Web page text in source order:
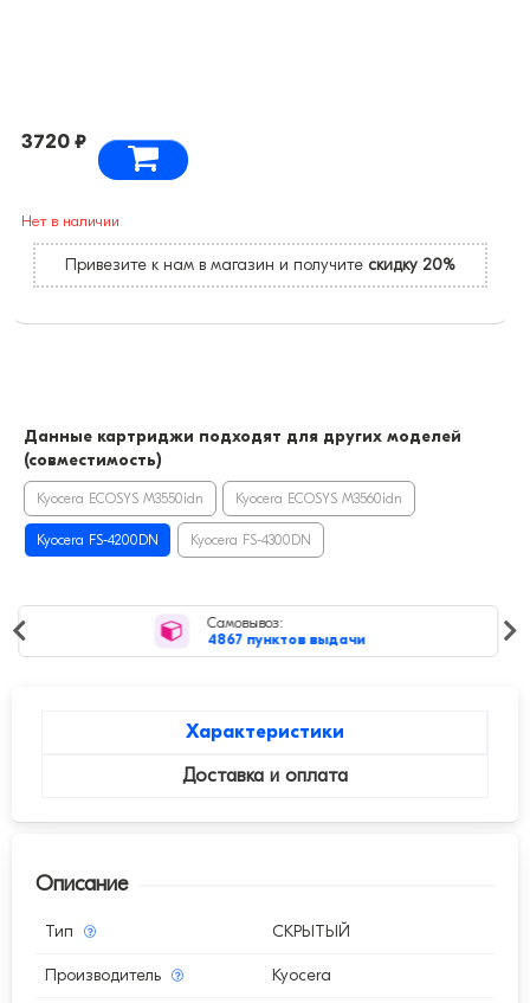
3720 ₽
Нет в наличии
Привезите к нам в магазин и получите скидку 20%
Данные картриджи подходят для других моделей
(совместимость)
Kyocera ECOSYS M3550idn Kyocera ECOSYS M3560idn
Kyocera FS-4200DN Kyocera FS-4300DN
Самовывоз:
4867 пунктов выдачи
Характеристики
Доставка и оплата
Описание
Тип СКРЫТЫЙ
Производитель Kyocera